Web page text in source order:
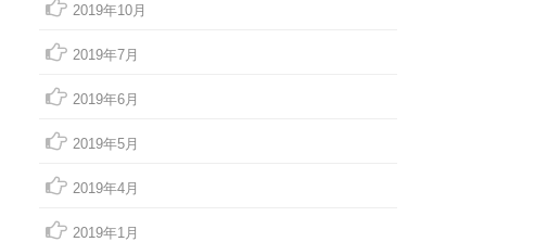
2019年10月
2019年7月
2019年6月
2019年5月
2019年4月
2019年1月